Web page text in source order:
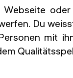
Du
mit